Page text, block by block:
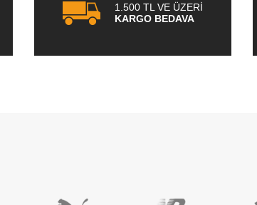
1.500 TL VE ÜZERİ
KARGO BEDAVA